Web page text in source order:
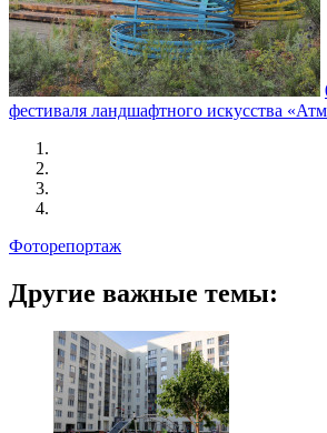
фестиваля ландшафтного искусства
Фоторепортаж
Другие важные темы: